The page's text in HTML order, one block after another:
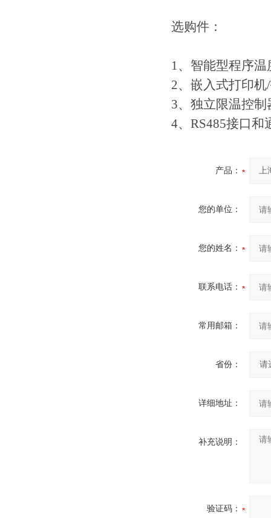
选购件：
1、智能型程序温
2、嵌入式打印机
3、独立限温控制
4、RS485接口
产品：
您的单位：
您的姓名：
联系电话：
常用邮箱：
省份：
详细地址：
补充说明：
验证码：